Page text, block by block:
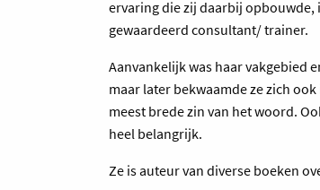
ervaring die zij daarbij opbouwde,
gewaardeerd consultant/ trainer.
Aanvankelijk was haar vakgebied
maar later bekwaamde ze zich
meest brede zin van het woord.
heel belangrijk.
Ze is auteur van diverse boeken